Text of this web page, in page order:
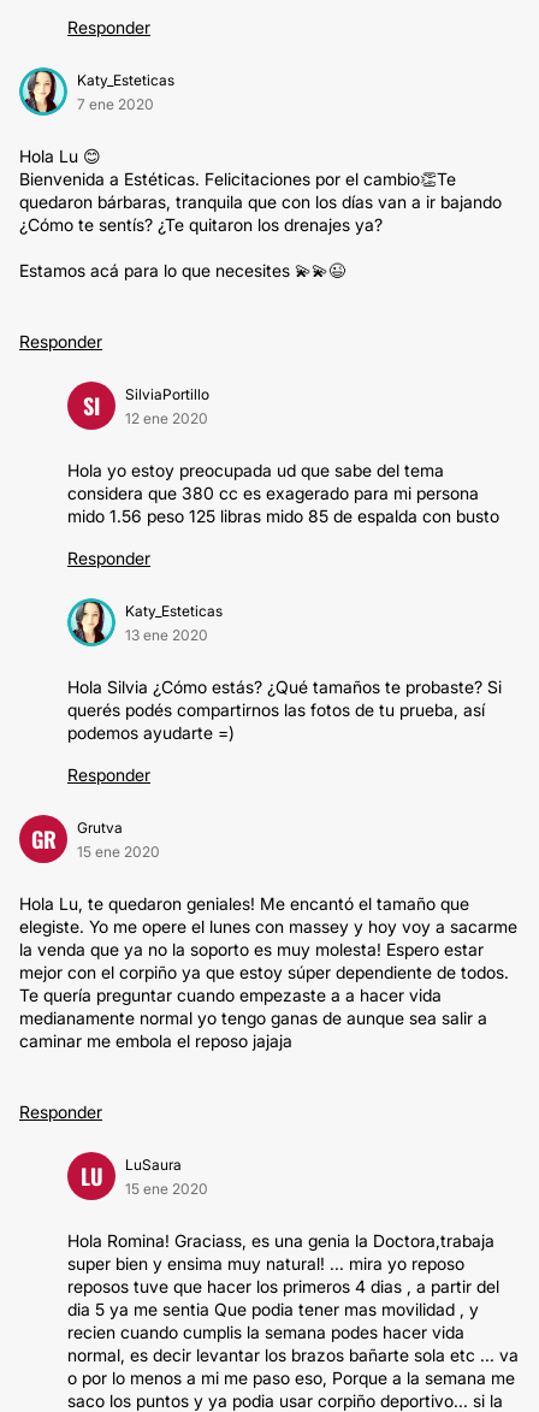
Responder
Katy_Esteticas
7 ene 2020
Hola Lu 😊
Bienvenida a Estéticas. Felicitaciones por el cambio👏Te
quedaron bárbaras, tranquila que con los días van a ir bajando
¿Cómo te sentís? ¿Te quitaron los drenajes ya?
Estamos acá para lo que necesites 💫💫😉
Responder
SI
SilviaPortillo
12 ene 2020
Hola yo estoy preocupada ud que sabe del tema
considera que 380 cc es exagerado para mi persona
mido 1.56 peso 125 libras mido 85 de espalda con busto
Responder
Katy_Esteticas
13 ene 2020
Hola Silvia ¿Cómo estás? ¿Qué tamaños te probaste? Si
querés podés compartirnos las fotos de tu prueba, así
podemos ayudarte =)
Responder
GR
Grutva
15 ene 2020
Hola Lu, te quedaron geniales! Me encantó el tamaño que
elegiste. Yo me opere el lunes con massey y hoy voy a sacarme
la venda que ya no la soporto es muy molesta! Espero estar
mejor con el corpiño ya que estoy súper dependiente de todos.
Te quería preguntar cuando empezaste a a hacer vida
medianamente normal yo tengo ganas de aunque sea salir a
caminar me embola el reposo jajaja
Responder
LU
LuSaura
15 ene 2020
Hola Romina! Graciass, es una genia la Doctora,trabaja
super bien y ensima muy natural! ... mira yo reposo
reposos tuve que hacer los primeros 4 dias , a partir del
dia 5 ya me sentia Que podia tener mas movilidad , y
recien cuando cumplis la semana podes hacer vida
normal, es decir levantar los brazos bañarte sola etc ... va
o por lo menos a mi me paso eso, Porque a la semana me
saco los puntos y ya podia usar corpiño deportivo... si la